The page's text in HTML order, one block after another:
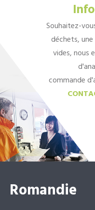
Souhaitez-
déchets,
vides, nous
commande
Romandie